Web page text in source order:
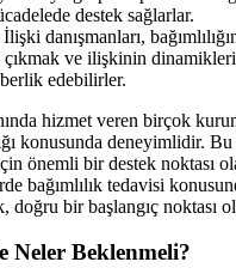
destek sağlarlar.
İlişki danışmanları,
çıkmak ve ilişkinin
edebilirler.
hizmet veren birçok
konusunda deneyimlidir.
önemli bir destek noktası
bağımlılık tedavisi
doğru bir başlangıç noktası
Neler Beklenmeli?